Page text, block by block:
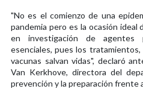
"No es el comienzo de una
pandemia pero es la ocasión ideal
en investigación de agentes
esenciales, pues los
vacunas salvan vidas", declaró
Van Kerkhove, directora del
prevención y la preparación frente